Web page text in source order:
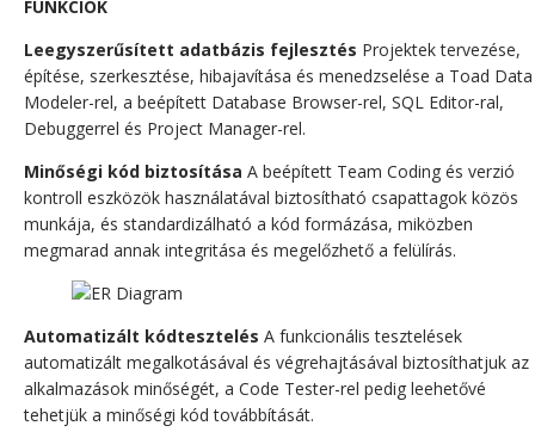
FUNKCIÓK
Leegyszerűsített adatbázis fejlesztés Projektek tervezése,
építése, szerkesztése, hibajavítása és menedzselése a Toad Data
Modeler-rel, a beépített Database Browser-rel, SQL Editor-ral,
Debuggerrel és Project Manager-rel.
Minőségi kód biztosítása A beépített Team Coding és verzió
kontroll eszközök használatával biztosítható csapattagok közös
munkája, és standardizálható a kód formázása, miközben
megmarad annak integritása és megelőzhető a felülírás.
Automatizált kódtesztelés A funkcionális tesztelések
automatizált megalkotásával és végrehajtásával biztosíthatjuk az
alkalmazások minőségét, a Code Tester-rel pedig leehetővé
tehetjük a minőségi kód továbbítását.